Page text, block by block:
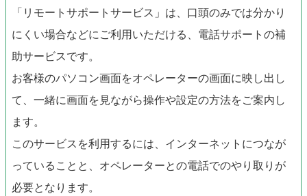
「リモートサポートサービス」は、口頭のみでは分かり
にくい場合などにご利用いただける、電話サポートの補
助サービスです。
お客様のパソコン画面をオペレーターの画面に映し出し
て、一緒に画面を見ながら操作や設定の方法をご案内し
ます。
このサービスを利用するには、インターネットにつなが
っていることと、オペレーターとの電話でのやり取りが
必要となります。